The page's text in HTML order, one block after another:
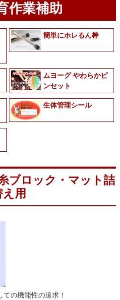
作業補助
簡単にホレるん棒
ムヨーグ やわらかピ
ンセット
生体管理シール
ブロック・マット詰
え用
の機能性の追求！